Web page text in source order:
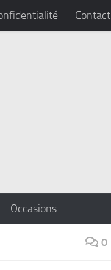
Contact
Occasions
0